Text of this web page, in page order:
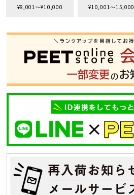
¥8,001〜¥10,000 ¥10,001〜15,000